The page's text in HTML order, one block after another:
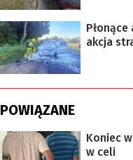
akcja
POWIĄZANE
Koniec
w celi